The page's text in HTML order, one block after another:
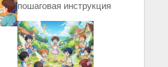
пошаговая инструкция